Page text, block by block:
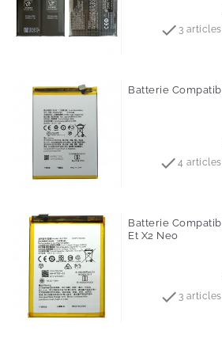
 3
Batterie
 4
Batterie
Et X2 Neo
 3